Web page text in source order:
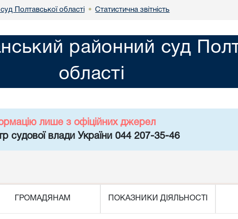
Полтавської області • Статистична звітність
районний суд
області
лише з офіційних джерел
судової влади України 044 207-35-46
ГРОМАДЯНАМ ПОКАЗНИКИ ДІЯЛЬНОСТІ